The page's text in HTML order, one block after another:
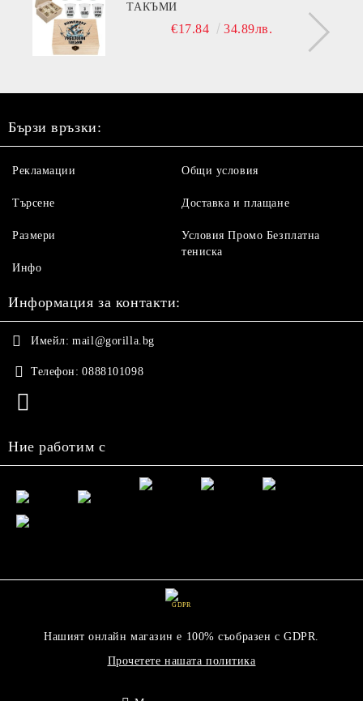
ТАКЪМИ
€17.84 34.89лв.
Бързи връзки:
Рекламации
Търсене
Размери
Инфо
Общи условия
Доставка и плащане
Условия Промо Безплатна
тениска
Информация за контакти:
Имейл: mail@gorilla.bg
Телефон: 0888101098
Ние работим с
GDPR
Нашият онлайн магазин е 100% съобразен с GDPR.
Прочетете нашата политика